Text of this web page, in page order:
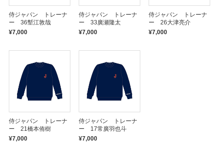
侍ジャパン トレーナ
ー 36塹江敦哉
¥7,000
侍ジャパン トレーナ
ー 33廣瀬隆太
¥7,000
侍ジャパン トレーナ
ー 26大津亮介
¥7,000
侍ジャパン トレーナ
ー 21橋本侑樹
¥7,000
侍ジャパン トレーナ
ー 17常廣羽也斗
¥7,000